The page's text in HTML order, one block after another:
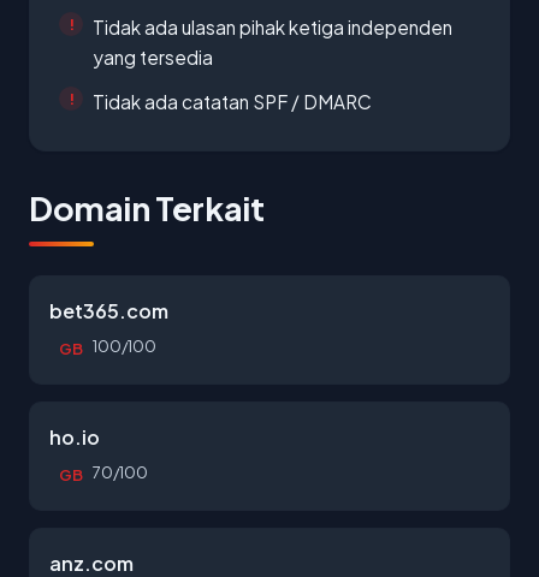
Tidak ada ulasan pihak ketiga independen
yang tersedia
Tidak ada catatan SPF / DMARC
Domain Terkait
bet365.com
GB 100/100
ho.io
GB 70/100
anz.com